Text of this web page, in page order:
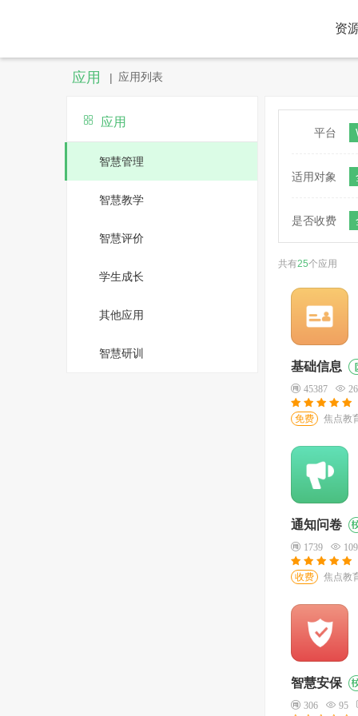
资
应用 | 应用列表
应用
智慧管理
智慧教学
智慧评价
学生成长
其他应用
智慧研训
平台
适用对象
是否收费
共有25个应用
基础信息
45387
免费 焦点教育科
通知问卷
1739
收费 焦点教育科
智慧安保
306 95